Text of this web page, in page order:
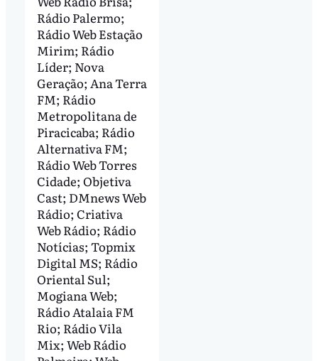
Rádio Palermo;
Rádio Web Estação
Mirim; Rádio
Líder; Nova
Geração; Ana Terra
FM; Rádio
Metropolitana de
Piracicaba; Rádio
Alternativa FM;
Rádio Web Torres
Cidade; Objetiva
Cast; DMnews Web
Rádio; Criativa
Web Rádio; Rádio
Notícias; Topmix
Digital MS; Rádio
Oriental Sul;
Mogiana Web;
Rádio Atalaia FM
Rio; Rádio Vila
Mix; Web Rádio